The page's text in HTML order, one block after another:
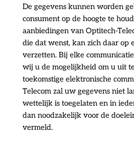
De gegevens kunnen worden
consument op de hoogte te
aanbiedingen van Optitech-
die dat wenst, kan zich daar op
verzetten. Bij elke
wij u de mogelijkheid om u uit
toekomstige elektronische
Telecom zal uw gegevens niet
wettelijk is toegelaten en in
dan noodzakelijk voor de
vermeld.